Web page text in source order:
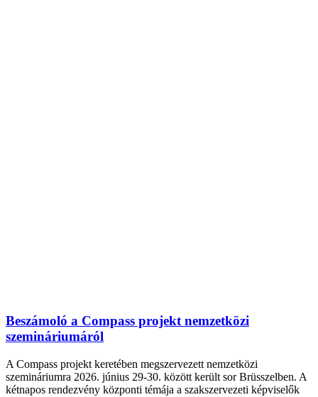
Beszámoló a Compass projekt nemzetközi
szemináriumáról
A Compass projekt keretében megszervezett nemzetközi
szemináriumra 2026. június 29-30. között került sor Brüsszelben. A
kétnapos rendezvény központi témája a szakszervezeti képviselők